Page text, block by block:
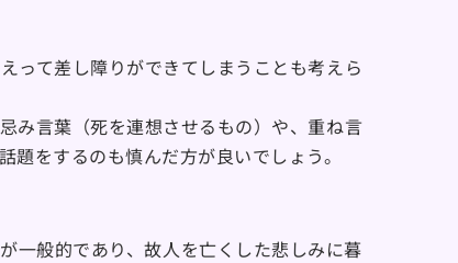
って差し障りができてしまうことも考えら
み言葉（死を連想させるもの）や、重ね言
をするのも慎んだ方が良いでしょう。
一般的であり、故人を亡くした悲しみに暮